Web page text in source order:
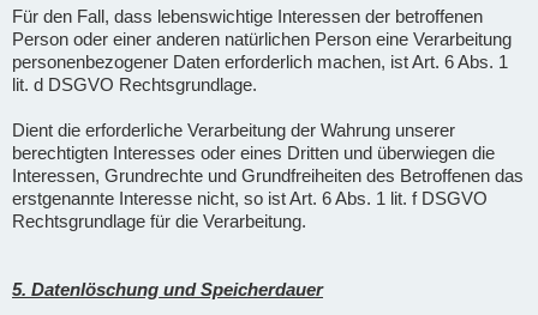
Für den Fall, dass lebenswichtige Interessen der betroffenen
Person oder einer anderen natürlichen Person eine Verarbeitung
personenbezogener Daten erforderlich machen, ist Art. 6 Abs. 1
lit. d DSGVO Rechtsgrundlage.
Dient die erforderliche Verarbeitung der Wahrung unserer
berechtigten Interesses oder eines Dritten und überwiegen die
Interessen, Grundrechte und Grundfreiheiten des Betroffenen das
erstgenannte Interesse nicht, so ist Art. 6 Abs. 1 lit. f DSGVO
Rechtsgrundlage für die Verarbeitung.
5. Datenlöschung und Speicherdauer